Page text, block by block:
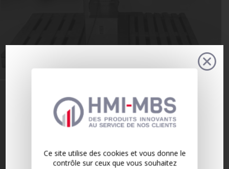
FIT TOOL DÈS
AUJOURD’HUI !
Visualisez votre
3D, testez vos
Ce site utilise des cookies et vous donne le
contrôle sur ceux que vous souhaitez